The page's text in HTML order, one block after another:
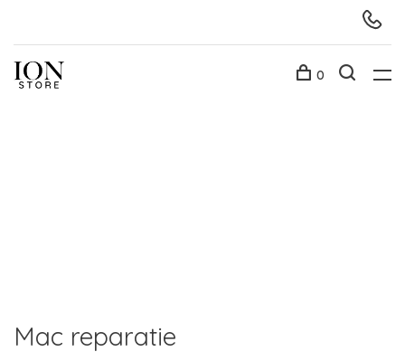
0
Mac reparatie